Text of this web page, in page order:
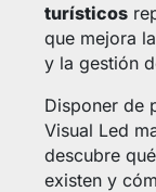
turísticos
que mejora
y la gestión
Disponer de
Visual Led
descubre
existen y